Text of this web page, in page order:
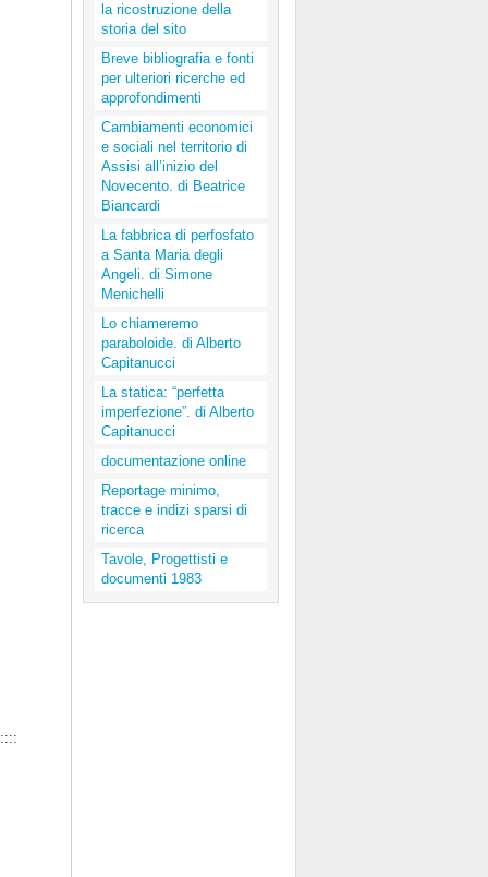
la ricostruzione della
storia del sito
Breve bibliografia e fonti
per ulteriori ricerche ed
approfondimenti
Cambiamenti economici
e sociali nel territorio di
Assisi all’inizio del
Novecento. di Beatrice
Biancardi
La fabbrica di perfosfato
a Santa Maria degli
Angeli. di Simone
Menichelli
Lo chiameremo
paraboloide. di Alberto
Capitanucci
La statica: “perfetta
imperfezione”. di Alberto
Capitanucci
documentazione online
Reportage minimo,
tracce e indizi sparsi di
ricerca
Tavole, Progettisti e
documenti 1983